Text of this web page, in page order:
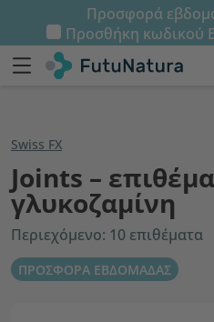
Προσφορά
Προσθήκη κωδικού
Swiss FX
Joints –
γλυκοζαμίνη
Περιεχόμενο: 10 επιθέματα
ΠΡΟΣΦΟΡΑ ΕΒΔΟΜΑΔΑΣ